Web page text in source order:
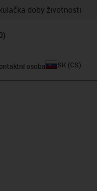
doby životnosti
osoba SK (CS)